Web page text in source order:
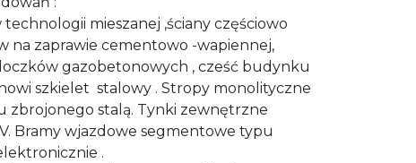
mieszanej ,ściany częściowo
na zaprawie cementowo -wapiennej,
gazobetonowych , cześć budynku
szkielet stalowy . Stropy monolityczne
zbrojonego stalą. Tynki zewnętrzne
Bramy wjazdowe segmentowe typu
.